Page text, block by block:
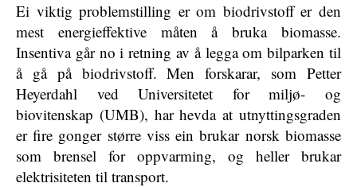
Ei viktig problemstilling er om biodrivstoff er den
mest energieffektive måten å bruka biomasse.
Insentiva går no i retning av å legga om bilparken til
å gå på biodrivstoff. Men forskarar, som Petter
Heyerdahl ved Universitetet for miljø- og
biovitenskap (UMB), har hevda at utnyttingsgraden
er fire gonger større viss ein brukar norsk biomasse
som brensel for oppvarming, og heller brukar
elektrisiteten til transport.